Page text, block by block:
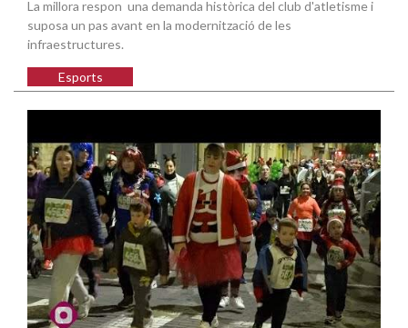
La millora respon una demanda històrica del club d'atletisme i
suposa un pas avant en la modernització de les
infraestructures.
Esports